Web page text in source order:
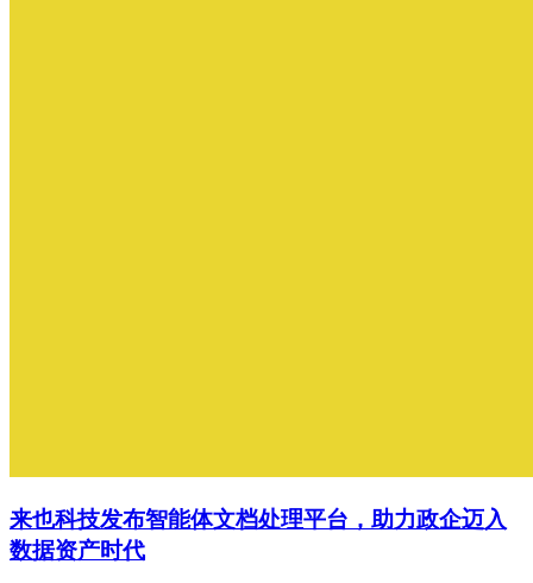
来也科技发布智能体文档处理平台，助力政企迈入
数据资产时代